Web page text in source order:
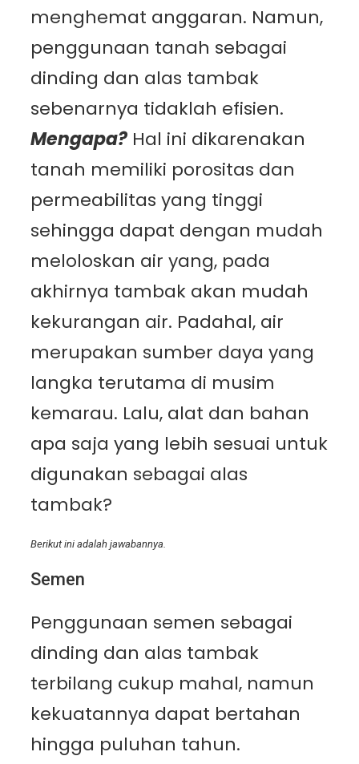
menghemat anggaran. Namun,
penggunaan tanah sebagai
dinding dan alas tambak
sebenarnya tidaklah efisien.
Mengapa? Hal ini dikarenakan
tanah memiliki porositas dan
permeabilitas yang tinggi
sehingga dapat dengan mudah
meloloskan air yang, pada
akhirnya tambak akan mudah
kekurangan air. Padahal, air
merupakan sumber daya yang
langka terutama di musim
kemarau. Lalu, alat dan bahan
apa saja yang lebih sesuai untuk
digunakan sebagai alas
tambak?
Berikut ini adalah jawabannya.
Semen
Penggunaan semen sebagai
dinding dan alas tambak
terbilang cukup mahal, namun
kekuatannya dapat bertahan
hingga puluhan tahun.